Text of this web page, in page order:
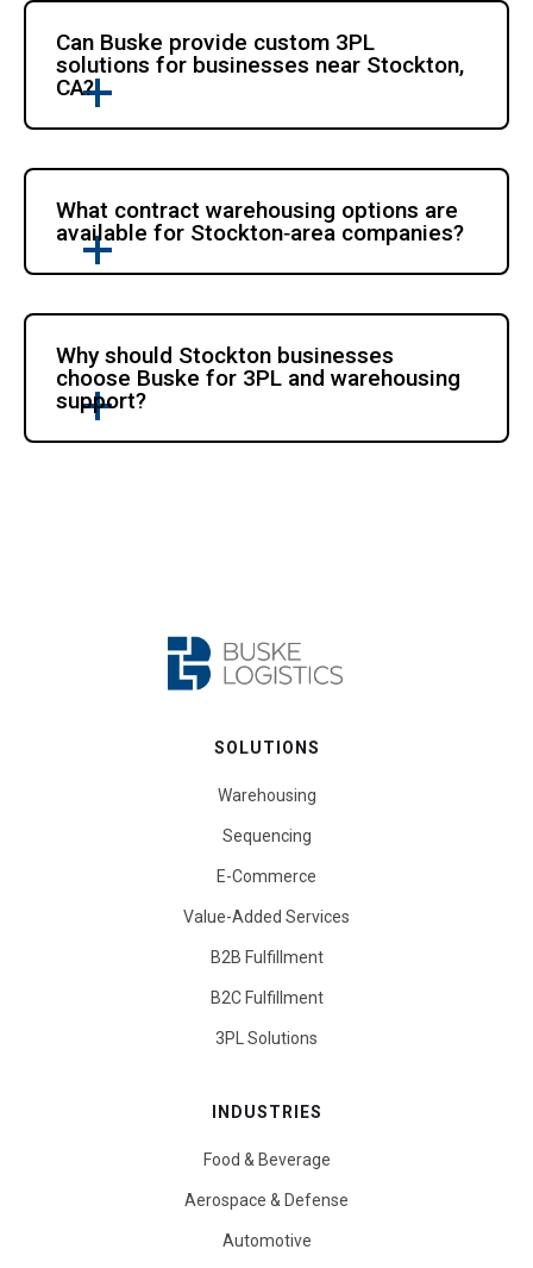
Can Buske provide custom 3PL
solutions for businesses near Stockton,
CA?
What contract warehousing options are
available for Stockton‑area companies?
Why should Stockton businesses
choose Buske for 3PL and warehousing
support?
SOLUTIONS
Warehousing
Sequencing
E-Commerce
Value-Added Services
B2B Fulfillment
B2C Fulfillment
3PL Solutions
INDUSTRIES
Food & Beverage
Aerospace & Defense
Automotive